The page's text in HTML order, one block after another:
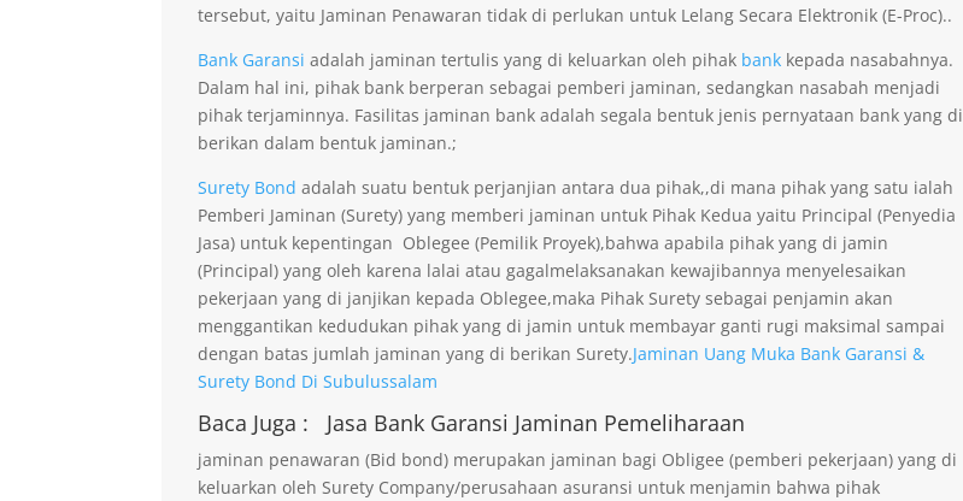
tersebut, yaitu Jaminan Penawaran tidak di perlukan untuk Lelang Secara Elektronik (E-Proc)..
Bank Garansi adalah jaminan tertulis yang di keluarkan oleh pihak bank kepada nasabahnya.
Dalam hal ini, pihak bank berperan sebagai pemberi jaminan, sedangkan nasabah menjadi
pihak terjaminnya. Fasilitas jaminan bank adalah segala bentuk jenis pernyataan bank yang di
berikan dalam bentuk jaminan.;
Surety Bond adalah suatu bentuk perjanjian antara dua pihak,,di mana pihak yang satu ialah
Pemberi Jaminan (Surety) yang memberi jaminan untuk Pihak Kedua yaitu Principal (Penyedia
Jasa) untuk kepentingan Oblegee (Pemilik Proyek),bahwa apabila pihak yang di jamin
(Principal) yang oleh karena lalai atau gagalmelaksanakan kewajibannya menyelesaikan
pekerjaan yang di janjikan kepada Oblegee,maka Pihak Surety sebagai penjamin akan
menggantikan kedudukan pihak yang di jamin untuk membayar ganti rugi maksimal sampai
dengan batas jumlah jaminan yang di berikan Surety.Jaminan Uang Muka Bank Garansi &
Surety Bond Di Subulussalam
Baca Juga : Jasa Bank Garansi Jaminan Pemeliharaan
jaminan penawaran (Bid bond) merupakan jaminan bagi Obligee (pemberi pekerjaan) yang di
keluarkan oleh Surety Company/perusahaan asuransi untuk menjamin bahwa pihak